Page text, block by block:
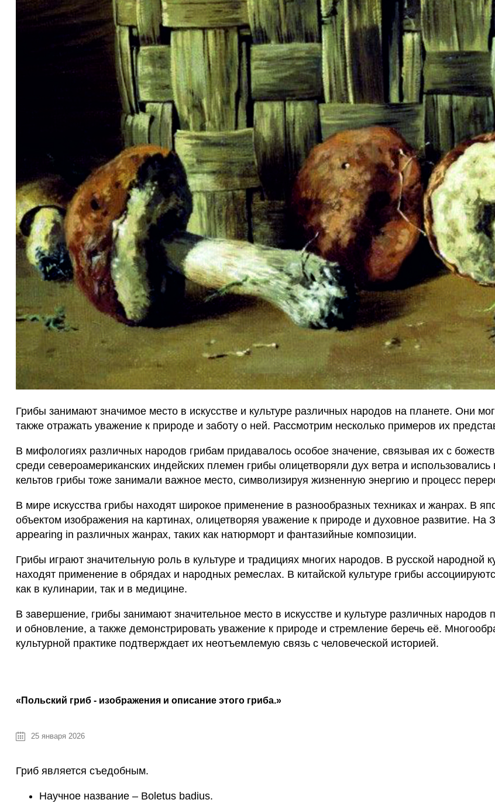
Пряжа Vita Cotton Пряжа Jina Пряжа Arachna Кисловодский акрил
Пряжа Wolans Пряжа Malik Hobby Пряжа с пайетками
Пряжа Lanoso Пряжа Астра Пряжа Seam
Пряжа Альпака бэйби люкс
(Сеам)
Пряжа Альпака де Италия
(Сеам)
Пряжа Альпака перуана
(Сеам)
Пряжа Амелиа (Сеам)
Пряжа Ангора фине (Сеам)
показать еще
Пряжа Bertagna Filati
Грибы занимают значимое место в искусстве и культуре различных народов на планете. Они
также отражать уважение к природе и заботу о ней. Рассмотрим несколько примеров их
В мифологиях различных народов грибам придавалось особое значение, связывая их с
среди североамериканских индейских племен грибы олицетворяли дух ветра и
кельтов грибы тоже занимали важное место, символизируя жизненную энергию и процесс
В мире искусства грибы находят широкое применение в разнообразных техниках и жанрах. В
объектом изображения на картинах, олицетворяя уважение к природе и духовное развитие.
appearing in различных жанрах, таких как натюрморт и фантазийные композиции.
Грибы играют значительную роль в культуре и традициях многих народов. В русской народной
находят применение в обрядах и народных ремеслах. В китайской культуре грибы
как в кулинарии, так и в медицине.
В завершение, грибы занимают значительное место в искусстве и культуре различных
и обновление, а также демонстрировать уважение к природе и стремление беречь её.
культурной практике подтверждает их неотъемлемую связь с человеческой историей.
«Польский гриб - изображения и описание этого гриба.»
25 января 2026
Гриб является съедобным.
Научное название – Boletus badius.